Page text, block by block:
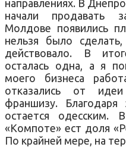
направлениях. В
начали продавать
Молдове появились
нельзя было
действовало. В
осталась одна, а я
моего бизнеса
отказались от идеи
франшизу.
остается одесским.
«Компоте» ест доля
По крайней мере, на